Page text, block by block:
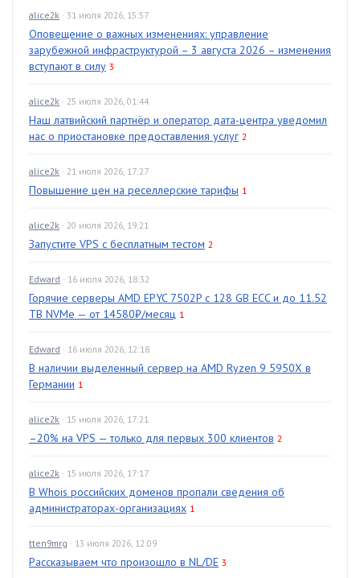
alice2k · 31 июля 2026, 15:57
Оповещение о важных изменениях: управление
зарубежной инфраструктурой – 3 августа 2026 – изменения
вступают в силу 3
alice2k · 25 июля 2026, 01:44
Наш латвийский партнёр и оператор дата-центра уведомил
нас о приостановке предоставления услуг 2
alice2k · 21 июля 2026, 17:27
Повышение цен на реселлерские тарифы 1
alice2k · 20 июля 2026, 19:21
Запустите VPS с бесплатным тестом 2
Edward · 16 июля 2026, 18:32
Горячие серверы AMD EPYC 7502P с 128 GB ECC и до 11.52
TB NVMe — от 14580₽/месяц 1
Edward · 16 июля 2026, 12:18
В наличии выделенный сервер на AMD Ryzen 9 5950X в
Германии 1
alice2k · 15 июля 2026, 17:21
–20% на VPS — только для первых 300 клиентов 2
alice2k · 15 июля 2026, 17:17
В Whois российских доменов пропали сведения об
администраторах-организациях 1
tten9mrg · 13 июля 2026, 12:09
Рассказываем что произошло в NL/DE 3